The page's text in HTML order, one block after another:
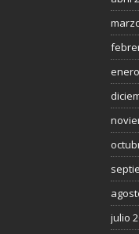
julio